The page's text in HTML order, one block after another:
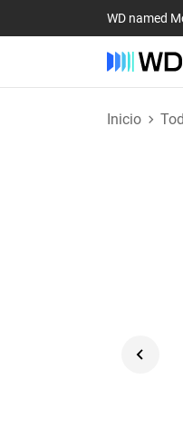
WD named
Inicio